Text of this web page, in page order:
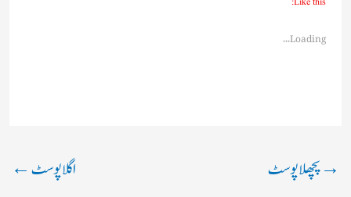
Loading...
→پچھلا پوسٹ اگلا پوسٹ←